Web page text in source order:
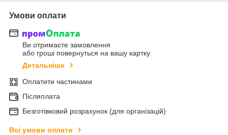
Умови оплати
Ви отримаєте замовлення
або гроші повернуться на вашу картку
Детальніше
Оплатити частинами
Післяплата
Безготівковий розрахунок (для організацій)
Всі умови оплати